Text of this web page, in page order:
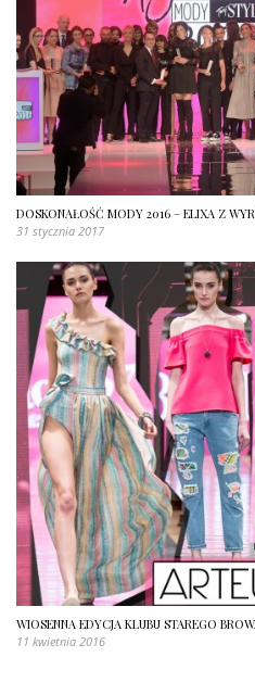
DOSKONAŁOŚĆ MODY 2016 – ELIXA Z
31 stycznia 2017
WIOSENNA EDYCJA KLUBU STAREGO
11 kwietnia 2016